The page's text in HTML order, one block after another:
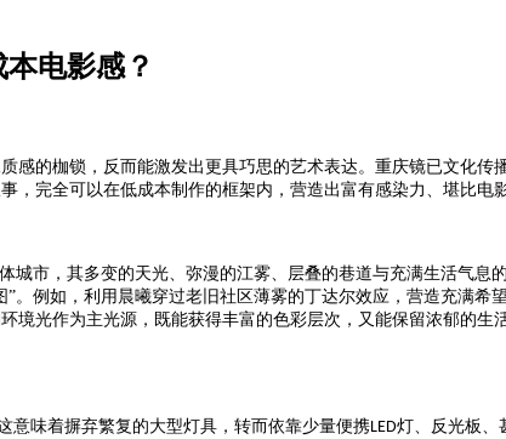
电影感？
的枷锁，反而能激发出更具巧思的艺术表达。重庆镜已文化传
完全可以在低成本制作的框架内，营造出富有感染力、堪比电
城市，其多变的天光、弥漫的江雾、层叠的巷道与充满生活气息
例如，利用晨曦穿过老旧社区薄雾的丁达尔效应，营造充满希
光作为主光源，既能获得丰富的色彩层次，又能保留浓郁的
意味着摒弃繁复的大型灯具，转而依靠少量便携LED灯、反光板、